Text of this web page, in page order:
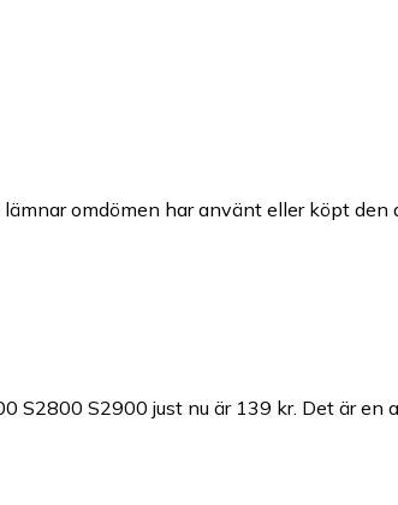
omdömen har använt eller köpt den
S2800 S2900 just nu är 139 kr. Det är en